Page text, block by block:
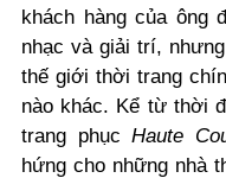
khách hàng của ông
nhạc và giải trí,
thế giới thời trang
nào khác. Kể từ thời
trang phục Haute
hứng cho những nhà